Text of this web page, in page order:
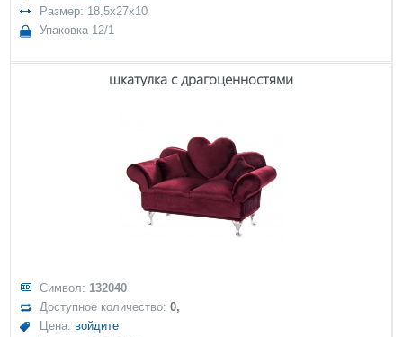
Размер: 18,5x27x10
Упаковка 12/1
шкатулка с драгоценностями
Символ: 132040
Доступное количество:0,
Цена: войдите